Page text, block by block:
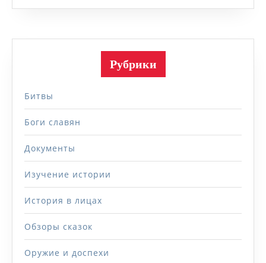
Рубрики
Битвы
Боги славян
Документы
Изучение истории
История в лицах
Обзоры сказок
Оружие и доспехи